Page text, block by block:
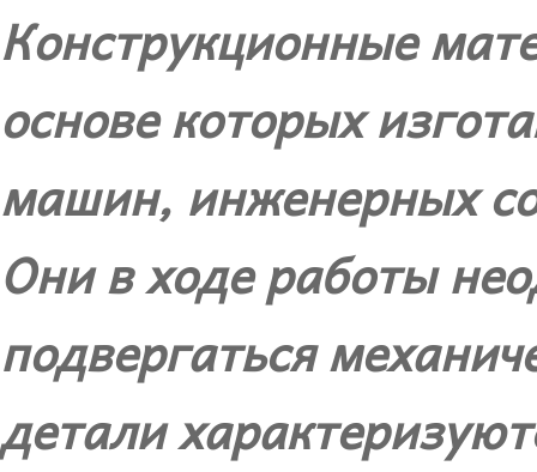
Конструкционные
основе которых
машин, инженерных
Они в ходе работы
подвергаться
детали